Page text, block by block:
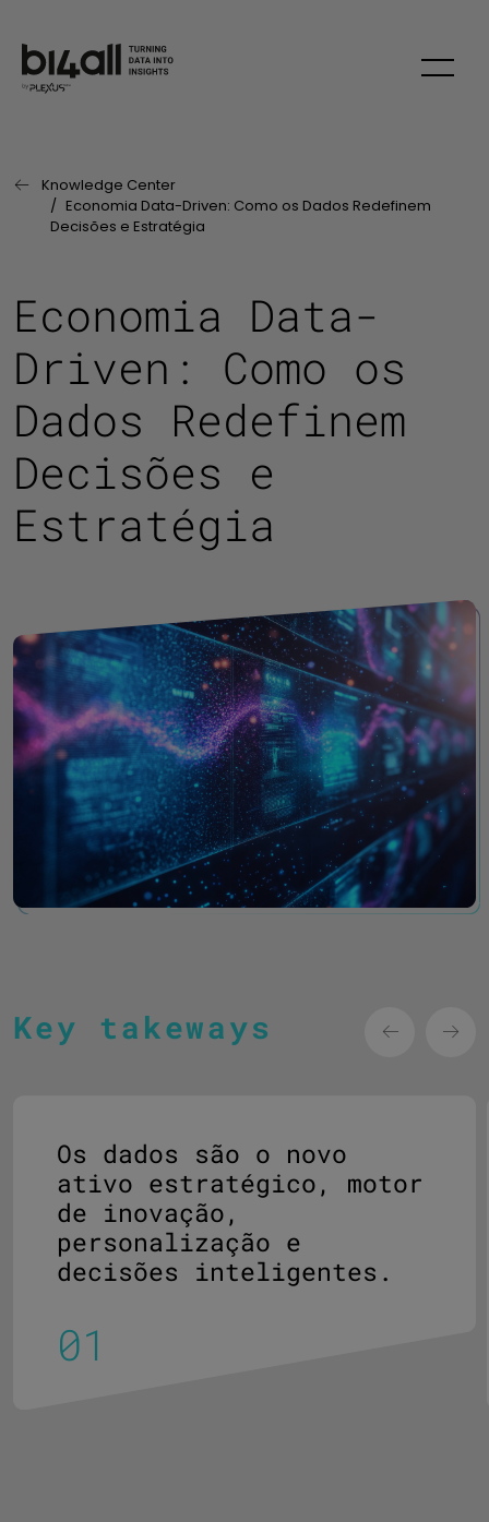
Página Anterior:
Knowledge Center
Economia Data-Driven: Como os Dados Redefinem
Decisões e Estratégia
Economia Data-
Driven: Como os
Dados Redefinem
Decisões e
Estratégia
Key takeways
Os dados são o novo
ativo estratégico, motor
de inovação,
personalização e
decisões inteligentes.